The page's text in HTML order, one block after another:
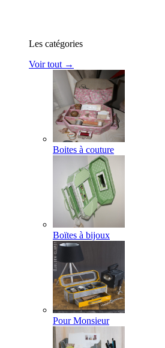
Les catégories
Voir tout →
Boites à couture
Boïtes à bijoux
Pour Monsieur